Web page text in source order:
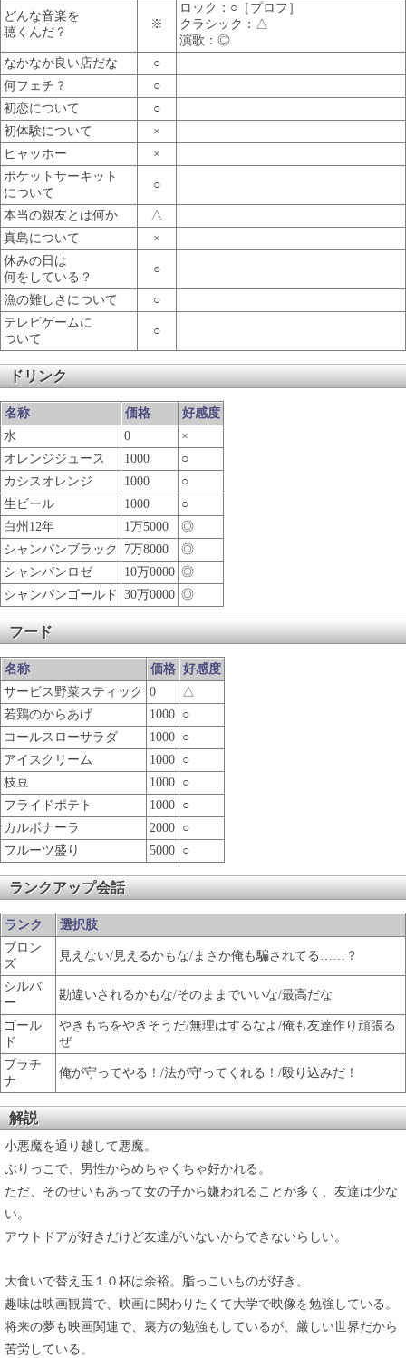
どんな音楽を
聴くんだ？
※
ロック：○［プロフ］
クラシック：△
演歌：◎
なかなか良い店だな
○
何フェチ？
○
初恋について
○
初体験について
×
ヒャッホー
×
ポケットサーキット
について
○
本当の親友とは何か
△
真島について
×
休みの日は
何をしている？
○
漁の難しさについて
○
テレビゲームに
ついて
○
ドリンク
名称 価格
好感度
水
0
×
オレンジジュース
1000
○
カシスオレンジ
1000
○
生ビール
1000
○
白州12年
1万5000
◎
シャンパンブラック
7万8000
◎
シャンパンロゼ
10万0000 ◎
シャンパンゴールド 30万0000 ◎
フード
名称 価格 好感度
サービス野菜スティック 0
△
若鶏のからあげ
1000 ○
コールスローサラダ
1000 ○
アイスクリーム
1000 ○
枝豆
1000 ○
フライドポテト
1000 ○
カルボナーラ
2000 ○
フルーツ盛り
5000 ○
ランクアップ会話
ランク
選択肢
ブロン
ズ
見えない/見えるかもな/まさか俺も騙されてる……？
シルバ
ー
勘違いされるかもな/そのままでいいな/最高だな
ゴール
ド
やきもちをやきそうだ/無理はするなよ/俺も友達作り頑張る
ぜ
プラチ
ナ
俺が守ってやる！/法が守ってくれる！/殴り込みだ！
解説
小悪魔を通り越して悪魔。
ぶりっこで、男性からめちゃくちゃ好かれる。
ただ、そのせいもあって女の子から嫌われることが多く、友達は少な
い。
アウトドアが好きだけど友達がいないからできないらしい。
大食いで替え玉１０杯は余裕。脂っこいものが好き。
趣味は映画観賞で、映画に関わりたくて大学で映像を勉強している。
将来の夢も映画関連で、裏方の勉強もしているが、厳しい世界だから
苦労している。